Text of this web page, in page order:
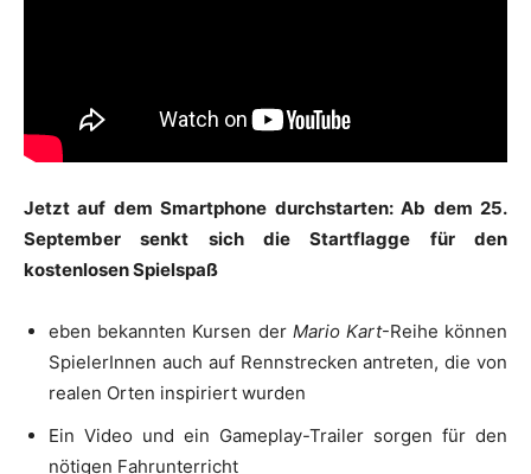
Jetzt auf dem Smartphone durchstarten: Ab dem 25.
September senkt sich die Startflagge für den
kostenlosen Spielspaß
eben bekannten Kursen der Mario Kart-Reihe können
SpielerInnen auch auf Rennstrecken antreten, die von
realen Orten inspiriert wurden
Ein Video und ein Gameplay-Trailer sorgen für den
nötigen Fahrunterricht